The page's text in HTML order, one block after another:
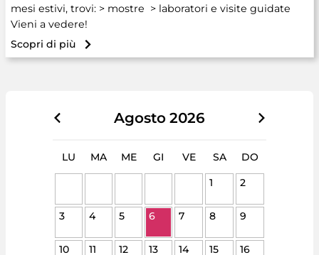
mesi estivi, trovi: > mostre > laboratori e visite guidate
Vieni a vedere!
Scopri di più
Agosto 2026
LU MA ME GI VE SA
DO
1
2
3 4 5 6 7 8 9
10 11 12 13 14 15 16